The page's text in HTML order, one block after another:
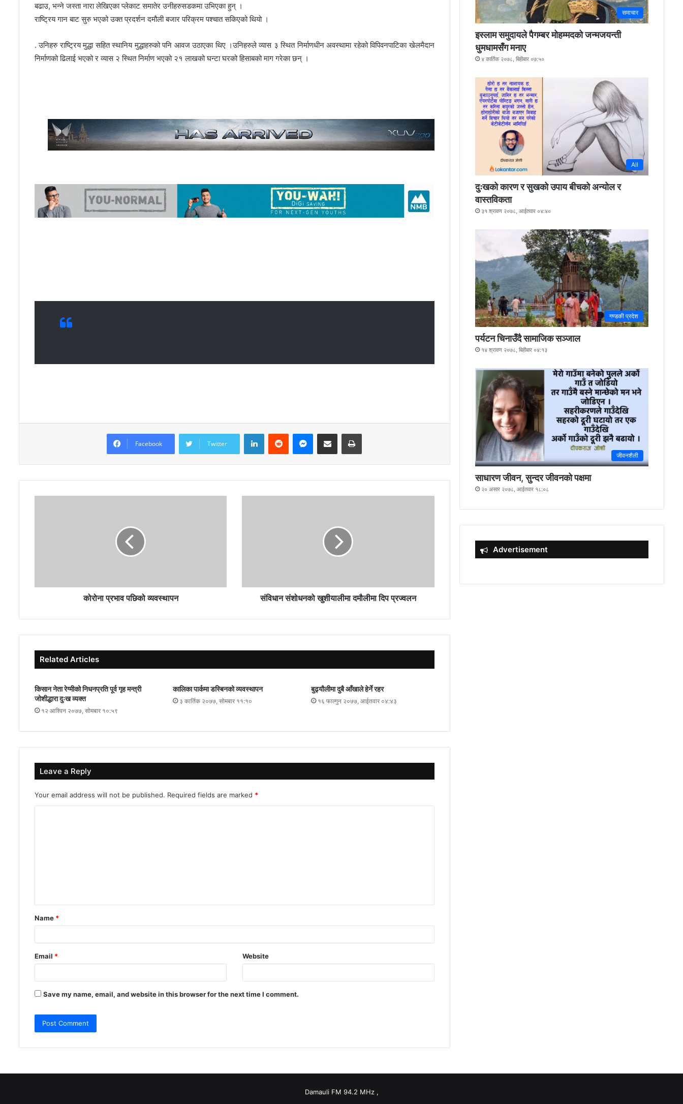
बढाउ, भन्ने जस्ता नारा लेखिएका प्लेकाट समातेर उनीहरुसडकमा उभिएका हुन् ।
राष्ट्रिय गान बाट सुरु भएको उक्त प्रदर्शन दमौली बजार परिक्रम पश्चात सकिएको थियो ।
. उनिहरु राष्ट्रिय मुद्धा सहित स्थानिय मुद्धाहरुको पनि आवज उठाएका थिए ।उनिहरुले व्यास ३ स्थित निर्माणधीन अवस्थामा रहेको विपिवनपाटिका खेलमैदान
निर्माणको ढिलाई भएको र व्यास २ स्थित निर्माण भएको २१ लाखको घन्टा घरको हिसाबको माग गरेका छन् ।
Facebook Twitter
LinkedIn
कोरोना प्रभाव पछिको व्यवस्थापन संविधान संशोधनको खुशीयालीमा दमौलीमा दिप प्रज्वलन
Related Articles
किसान नेता रेग्मीको निधनप्रति पूर्व गृह मन्त्री
जोशीद्धारा दुःख व्यक्त
१२ आश्विन २०७७, सोमबार १०:५९
कालिका पार्कमा डस्बिनको व्यवस्थापन
३ कार्तिक २०७७, सोमबार ११:१०
बुढ्यौलीमा दुबै आँखाले हेर्ने रहर
१६ फाल्गुन २०७७, आईतवार ०४:४३
Leave a Reply
Your email address will not be published. Required fields are marked *
t
*
Name *
Email * Website
Save my name, email, and website in this browser for the next time I comment.
समाचार
इस्लाम समुदायले पैगम्बर मोहम्मदको जन्मजयन्ती
धुमधामसँग मनाए
४ कार्तिक २०७८, बिहीबार ०७:५०
All
दुःखको कारण र सुखको उपाय बीचको अन्योल र
वास्तविकता
३१ श्रावण २०७८, आईतवार ०४:४०
गण्डकी प्रदेश
पर्यटन चिनाउँदै सामाजिक सञ्जाल
१४ श्रावण २०७८, बिहीबार ०४:१३
जीवनशैली
साधारण जीवन, सुन्दर जीवनको पक्षमा
२० असार २०७८, आईतवार १८:०८
Advertisement
Damauli FM 94.2 MHz ,